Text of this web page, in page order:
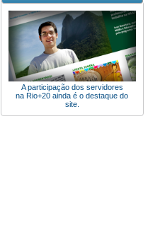
A participação dos servidores
na Rio+20 ainda é o destaque do
site.